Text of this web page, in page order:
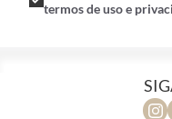
termos de uso e